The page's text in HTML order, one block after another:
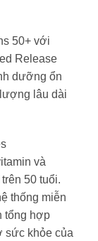
50+ với
Release
dưỡng ổn
lâu dài
và
50 tuổi.
thống miễn
tổng hợp
sức khỏe của